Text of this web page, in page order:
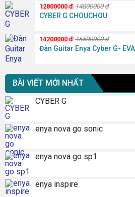
12800000 đ 14000000 đ
CYBER G CHOUCHOU
14200000 đ 15500000 đ
Đàn Guitar Enya Cyber G- EVA
BÀI VIẾT MỚI NHẤT
CYBER G
enya nova go sonic
enya nova go sp1
enya inspire